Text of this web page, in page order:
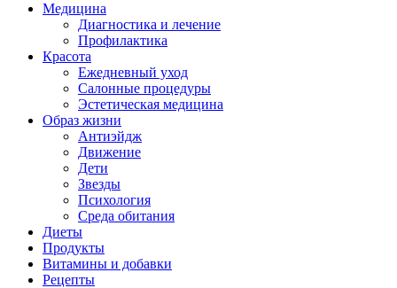
Медицина
Диагностика и лечение
Профилактика
Красота
Ежедневный уход
Салонные процедуры
Эстетическая медицина
Образ жизни
Антиэйдж
Движение
Дети
Звезды
Психология
Среда обитания
Диеты
Продукты
Витамины и добавки
Рецепты